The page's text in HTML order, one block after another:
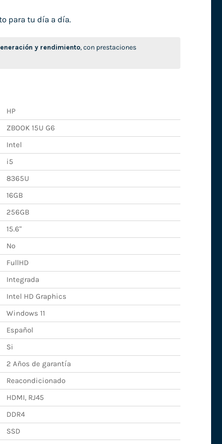
para tu día a día.
y rendimiento, con prestaciones
HP
ZBOOK 15U G6
Intel
i5
8365U
16GB
256GB
15.6"
No
FullHD
Integrada
Intel HD Graphics
Windows 11
Español
Si
2 Años de garantía
Reacondicionado
HDMI, RJ45
DDR4
SSD